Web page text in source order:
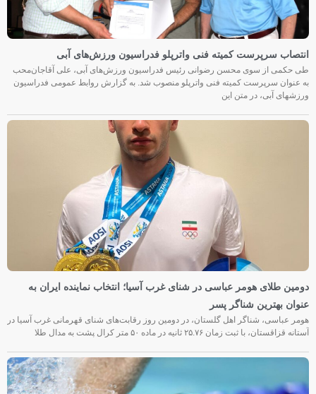
انتصاب سرپرست کمیته فنی واترپلو فدراسیون ورزش‌های آبی
طی حکمی از سوی محسن رضوانی رئیس فدراسیون ورزش‌های آبی، علی آقاجان‌محب
به عنوان سرپرست کمیته فنی واترپلو منصوب شد. به گزارش روابط عمومی فدراسیون
ورزشهای آبی، در متن این
دومین طلای هومر عباسی در شنای غرب آسیا؛ انتخاب نماینده ایران به
عنوان بهترین شناگر پسر
هومر عباسی، شناگر اهل گلستان، در دومین روز رقابت‌های شنای قهرمانی غرب آسیا در
آستانه قزاقستان، با ثبت زمان ۲۵.۷۶ ثانیه در ماده ۵۰ متر کرال پشت به مدال طلا